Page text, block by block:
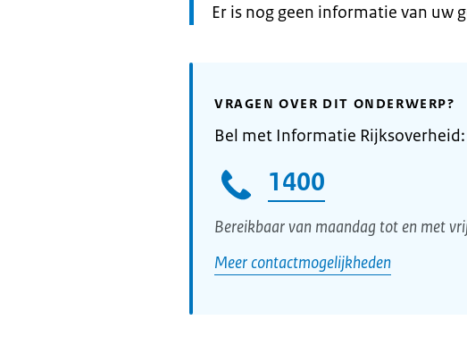
Informatie:
Er is nog geen informatie van uw
VRAGEN OVER DIT ONDERWERP?
Bel met Informatie Rijksoverheid:
1400
Bereikbaar van maandag tot en met
Meer contactmogelijkheden